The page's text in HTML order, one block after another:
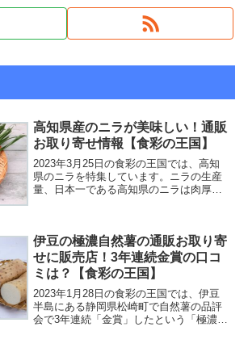
高知県産のニラが美味しい！通販
お取り寄せ情報【食彩の王国】
2023年3月25日の食彩の王国では、高知
県のニラを特集しています。ニラの生産
量、日本一である高知県のニラは肉厚で
しちゃいましょ～♪...
伊豆の極濃自然薯の通販お取り寄
せに販売店！3年連続金賞の口コ
ミは？【食彩の王国】
2023年1月28日の食彩の王国では、伊豆
半島にある静岡県松崎町で自然薯の品評
会で3年連続「金賞」したという「極濃」